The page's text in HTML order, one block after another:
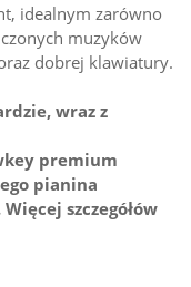
idealnym zarówno
muzyków
dobrej klawiatury.
wraz z
premium
pianina
szczegółów